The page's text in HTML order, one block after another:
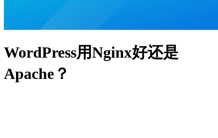
WordPress用Nginx好还是
Apache？